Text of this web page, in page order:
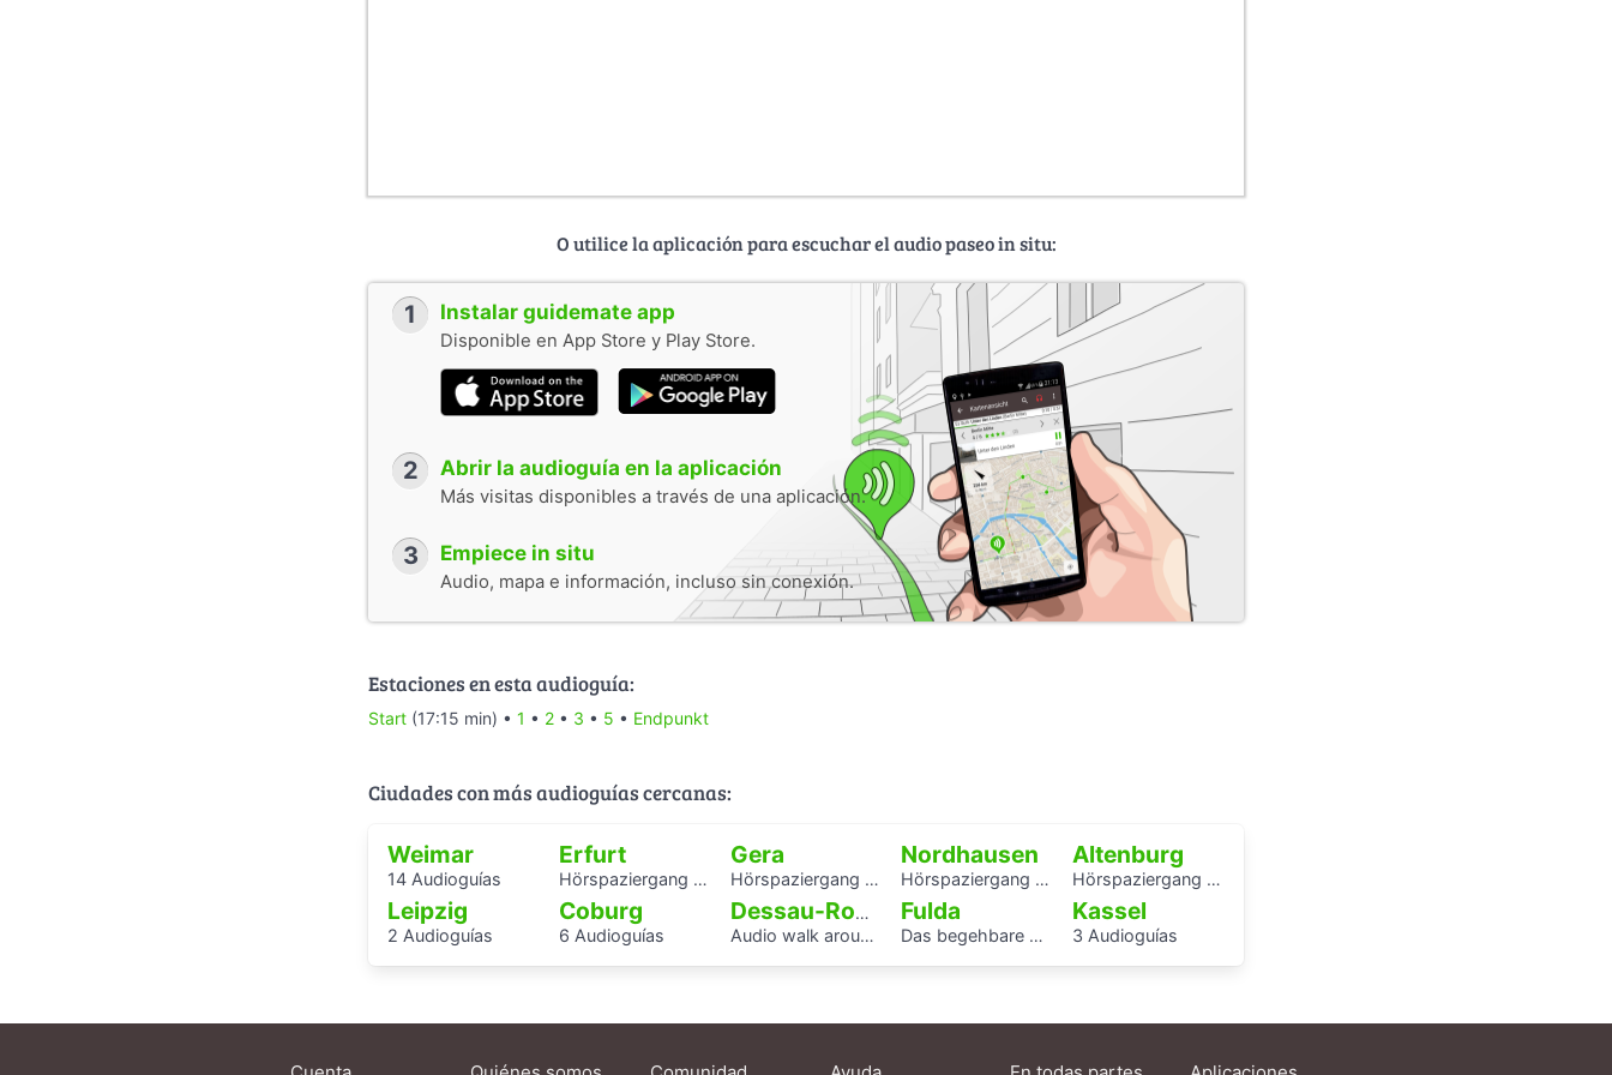
O utilice la aplicación para escuchar el audio paseo in situ:
1 Instalar guidemate app
Disponible en App Store y Play Store.
2 Abrir la audioguía en la aplicación
Más visitas disponibles a través de una aplicación.
3 Empiece in situ
Audio, mapa e información, incluso sin conexión.
Estaciones en esta audioguía:
Start (17:15 min) • 1 • 2 • 3 • 5 • Endpunkt
Ciudades con más audioguías cercanas:
Weimar
14 Audioguías
Erfurt
Hörspaziergang mit Rabbiner Alexander Nachama in Erfurt
Gera
Hörspaziergang Jüdisches Leben und jüdische Geschichte in Gera
Nordhausen
Hörspaziergang Jüdische Geschichte in Nordhausen
Altenburg
Hörspaziergang Jüdische Geschichte in Altenburg
Leipzig
2 Audioguías
Coburg
6 Audioguías
Dessau-Roßlau
Audio walk around the Houses with Balcony Access of the Bauhaus settlement
Fulda
Das begehbare Herz als Audioguide - KAF
Kassel
3 Audioguías